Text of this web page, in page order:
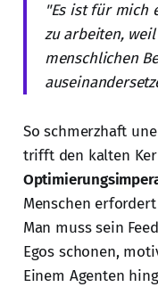
"Es ist für mich
zu arbeiten,
menschlichen
So schmerzhaft
trifft den kalten
Menschen
Man muss sein
Egos schonen,
Einem Agenten